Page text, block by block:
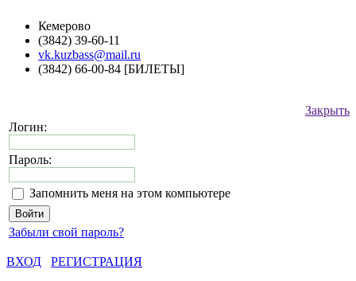
Кемерово
(3842) 39-60-11
vk.kuzbass@mail.ru
(3842) 66-00-84 [БИЛЕТЫ]
Закрыть
Логин:
Пароль:
Запомнить меня на этом компьютере
Забыли свой пароль?
ВХОД
РЕГИСТРАЦИЯ